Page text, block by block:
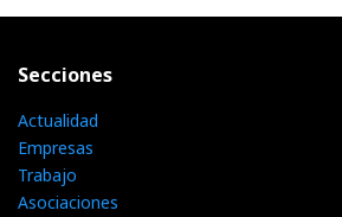
Secciones
Actualidad
Empresas
Trabajo
Asociaciones